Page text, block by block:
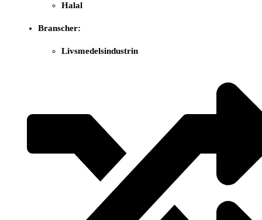
Halal
Branscher:
Livsmedelsindustrin